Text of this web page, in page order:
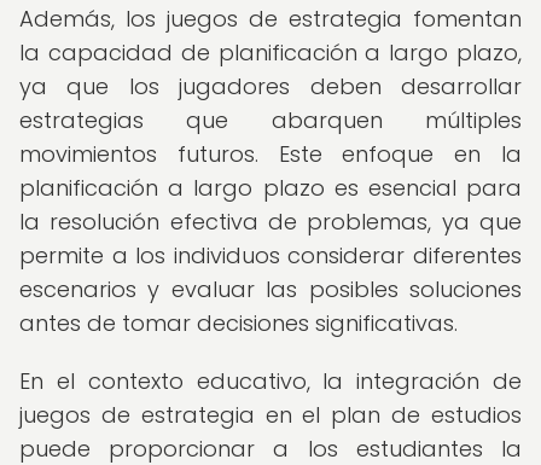
Además, los juegos de estrategia fomentan
la capacidad de planificación a largo plazo,
ya que los jugadores deben desarrollar
estrategias que abarquen múltiples
movimientos futuros. Este enfoque en la
planificación a largo plazo es esencial para
la resolución efectiva de problemas, ya que
permite a los individuos considerar diferentes
escenarios y evaluar las posibles soluciones
antes de tomar decisiones significativas.
En el contexto educativo, la integración de
juegos de estrategia en el plan de estudios
puede proporcionar a los estudiantes la